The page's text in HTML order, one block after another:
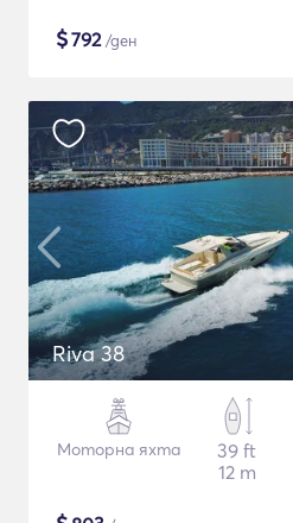
$792/ден
Riva 38
Моторна яхта
39 ft
12 m